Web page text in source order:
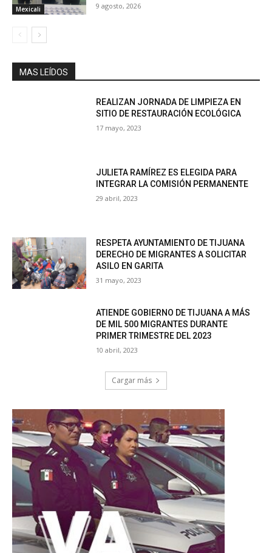
Mexicali 9 agosto, 2026
MAS LEÍDOS
REALIZAN JORNADA DE LIMPIEZA EN
SITIO DE RESTAURACIÓN ECOLÓGICA
17 mayo, 2023
JULIETA RAMÍREZ ES ELEGIDA PARA
INTEGRAR LA COMISIÓN PERMANENTE
29 abril, 2023
RESPETA AYUNTAMIENTO DE TIJUANA
DERECHO DE MIGRANTES A SOLICITAR
ASILO EN GARITA
31 mayo, 2023
ATIENDE GOBIERNO DE TIJUANA A MÁS
DE MIL 500 MIGRANTES DURANTE
PRIMER TRIMESTRE DEL 2023
10 abril, 2023
Cargar más